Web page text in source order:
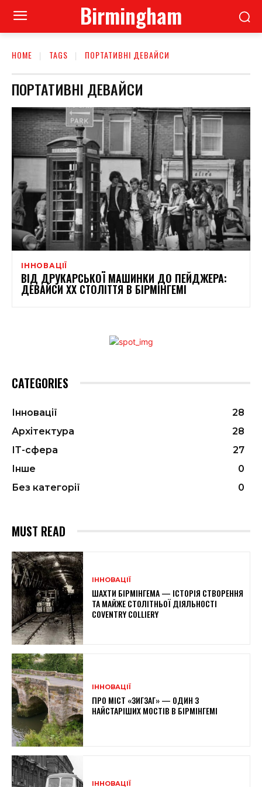
Birmingham
HOME TAGS ПОРТАТИВНІ ДЕВАЙСИ
ПОРТАТИВНІ ДЕВАЙСИ
ІННОВАЦІЇ
ВІД ДРУКАРСЬКОЇ МАШИНКИ ДО ПЕЙДЖЕРА:
ДЕВАЙСИ XX СТОЛІТТЯ В БІРМІНГЕМІ
CATEGORIES
Інновації
28
Архітектура
28
ІТ-сфера
27
Інше
0
Без категорії
0
MUST READ
ІННОВАЦІЇ
ШАХТИ БІРМІНГЕМА — ІСТОРІЯ СТВОРЕННЯ
ТА МАЙЖЕ СТОЛІТНЬОЇ ДІЯЛЬНОСТІ
COVENTRY COLLIERY
ІННОВАЦІЇ
ПРО МІСТ «ЗИГЗАГ» — ОДИН З
НАЙСТАРІШИХ МОСТІВ В БІРМІНГЕМІ
ІННОВАЦІЇ